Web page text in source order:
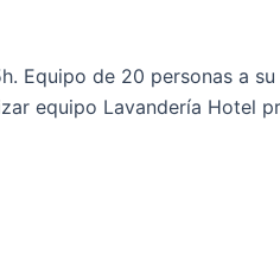
Equipo de 20 personas a
equipo Lavandería Hotel